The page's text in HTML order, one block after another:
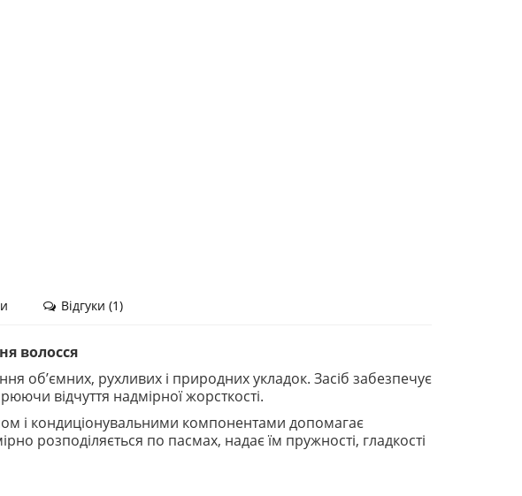
Відгуки (1)
волосся
об’ємних, рухливих і природних укладок. Засіб забезпечує
відчуття надмірної жорсткості.
і кондиціонувальними компонентами допомагає
розподіляється по пасмах, надає їм пружності, гладкості